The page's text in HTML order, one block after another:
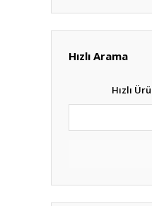
Hızlı Arama
Hızlı